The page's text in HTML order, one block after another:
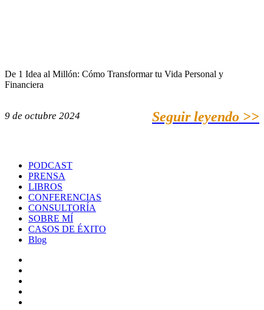
De 1 Idea al Millón: Cómo Transformar tu Vida Personal y
Financiera
9 de octubre 2024 Seguir leyendo >>
PODCAST
PRENSA
LIBROS
CONFERENCIAS
CONSULTORÍA
SOBRE MÍ
CASOS DE ÉXITO
Blog